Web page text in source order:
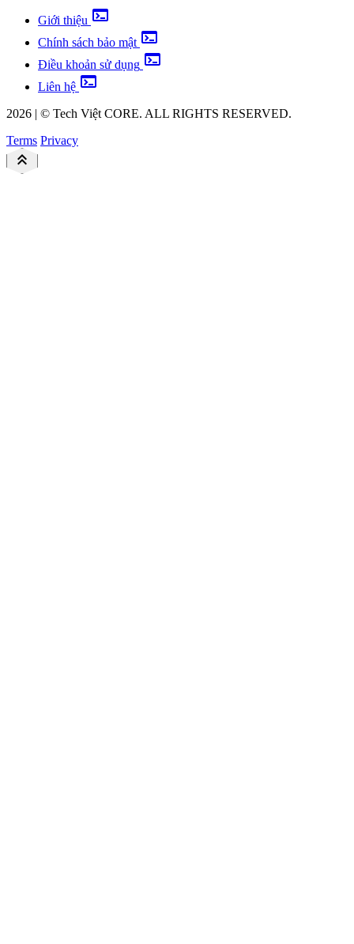
Giới thiệu terminal
Chính sách bảo mật terminal
Điều khoản sử dụng terminal
Liên hệ terminal
2026 | © Tech Việt CORE. ALL RIGHTS RESERVED.
Terms Privacy
keyboard_double_arrow_up